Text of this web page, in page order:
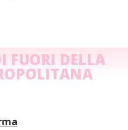
FUORI DELLA